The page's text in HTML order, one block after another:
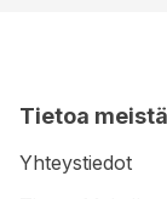
Tietoa meistä
Yhteystiedot